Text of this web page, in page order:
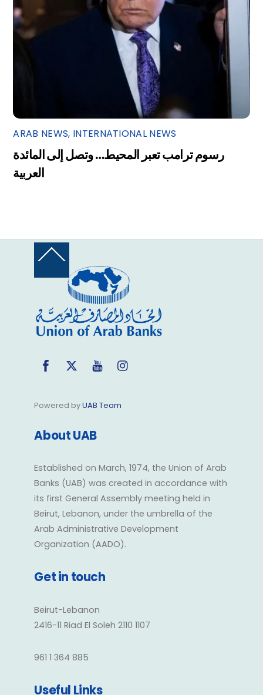
ARAB NEWS, INTERNATIONAL NEWS
رسوم ترامب تعبر المحيط… وتصل إلى المائدة
العربية
Back
Top
FacebookTwitter YouTube
Powered byUAB Team
About UAB
Established on March, 1974, the Union of Arab
Banks (UAB) was created in accordance with
its first General Assembly meeting held in
Beirut, Lebanon, under the umbrella of the
Arab Administrative Development
Organization (AADO).
Get in touch
Beirut-Lebanon
2416-11 Riad El Soleh 2110 1107
961 1 364 885
Useful Links